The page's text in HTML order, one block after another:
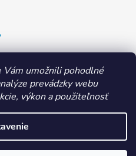
Vám umožnili pohodlné
prevádzky webu
výkon a použiteľnosť
a dodacie podmienky